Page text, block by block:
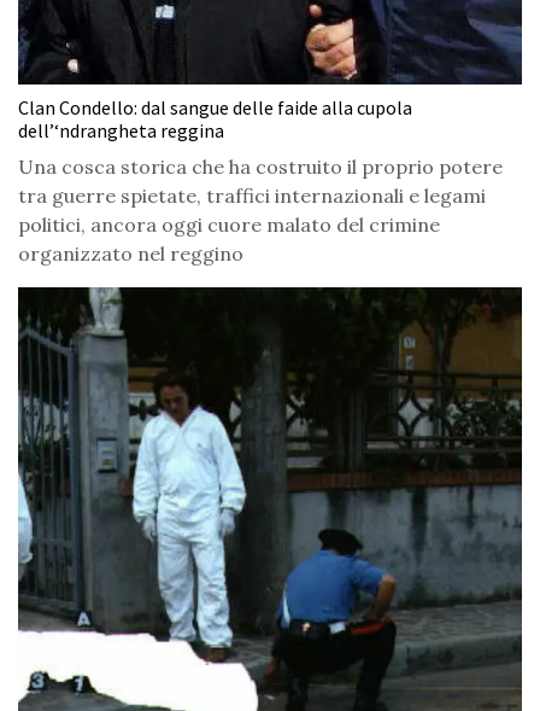
Clan Condello: dal sangue delle faide alla cupola
dell’‘ndrangheta reggina
Una cosca storica che ha costruito il proprio potere
tra guerre spietate, traffici internazionali e legami
politici, ancora oggi cuore malato del crimine
organizzato nel reggino